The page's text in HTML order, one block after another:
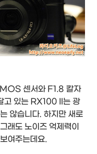
센서와 F1.8 칼자
고 있는 RX100 II는 광
않습니다. 하지만 새로
래도 노이즈 억제력이
여주는데요.